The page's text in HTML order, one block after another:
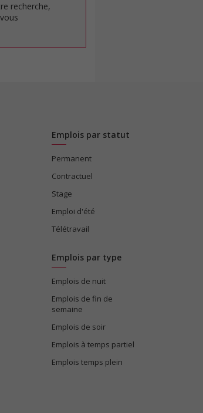
recherche,
Emplois par statut
Permanent
Contractuel
Stage
Emploi d'été
Télétravail
Emplois par type
Emplois de nuit
Emplois de fin de
semaine
Emplois de soir
Emplois à temps partiel
Emplois temps plein